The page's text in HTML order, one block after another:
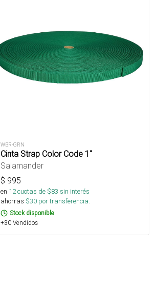
WBR-GRN
Cinta Strap Color Code 1"
Salamander
$ 995
en 12cuotas de $83 sin interés
ahorras $30 por transferencia.
Stock disponible
+30 Vendidos